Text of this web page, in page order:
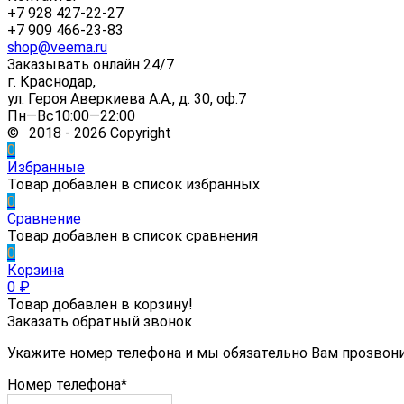
+7 928 427-22-27
+7 909 466-23-83
shop@veema.ru
Заказывать онлайн 24/7
г. Краснодар,
ул. Героя Аверкиева А.А., д. 30, оф.7
Пн—Вс10:00—22:00
© 2018 - 2026 Copyright
0
Избранные
Товар добавлен в список избранных
0
Сравнение
Товар добавлен в список сравнения
0
Корзина
0 ₽
Товар добавлен в корзину!
Заказать обратный звонок
Укажите номер телефона и мы обязательно Вам
Номер телефона*